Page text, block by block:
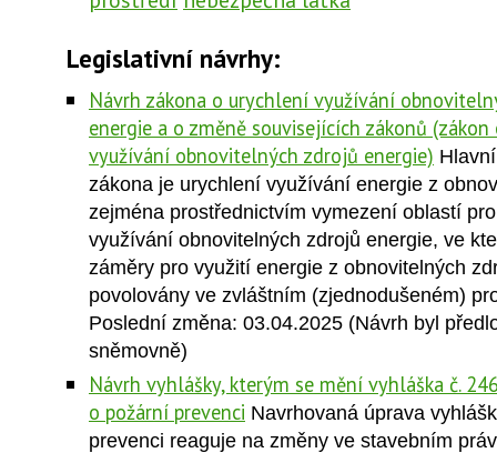
Legislativní návrhy:
Návrh zákona o urychlení využívání
energie a o změně souvisejících zákonů
využívání obnovitelných zdrojů energie)
zákona je urychlení využívání energie z
zejména prostřednictvím vymezení oblastí
využívání obnovitelných zdrojů energie, ve
záměry pro využití energie z obnovitelných
povolovány ve zvláštním (zjednodušeném)
Poslední změna: 03.04.2025 (Návrh byl
sněmovně)
Návrh vyhlášky, kterým se mění vyhláška č.
o požární prevenci Navrhovaná úprava
prevenci reaguje na změny ve stavebním